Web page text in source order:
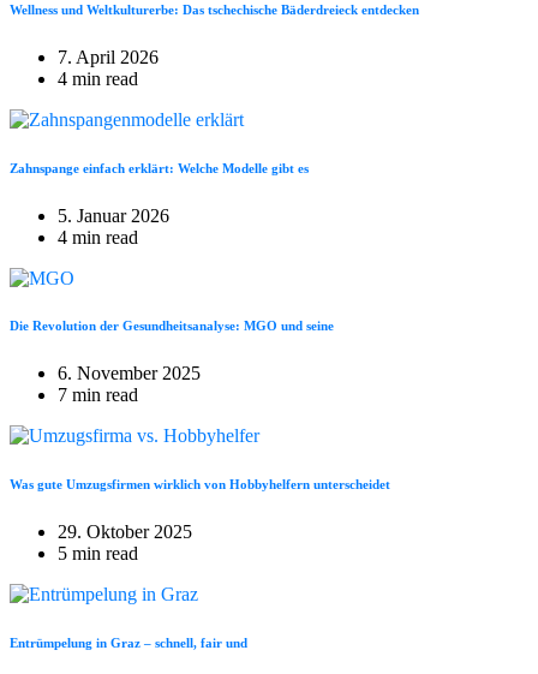
Wellness und Weltkulturerbe: Das tschechische Bäderdreieck entdecken
7. April 2026
4 min read
Zahnspange einfach erklärt: Welche Modelle gibt es
5. Januar 2026
4 min read
Die Revolution der Gesundheitsanalyse: MGO und seine
6. November 2025
7 min read
Was gute Umzugsfirmen wirklich von Hobbyhelfern unterscheidet
29. Oktober 2025
5 min read
Entrümpelung in Graz – schnell, fair und